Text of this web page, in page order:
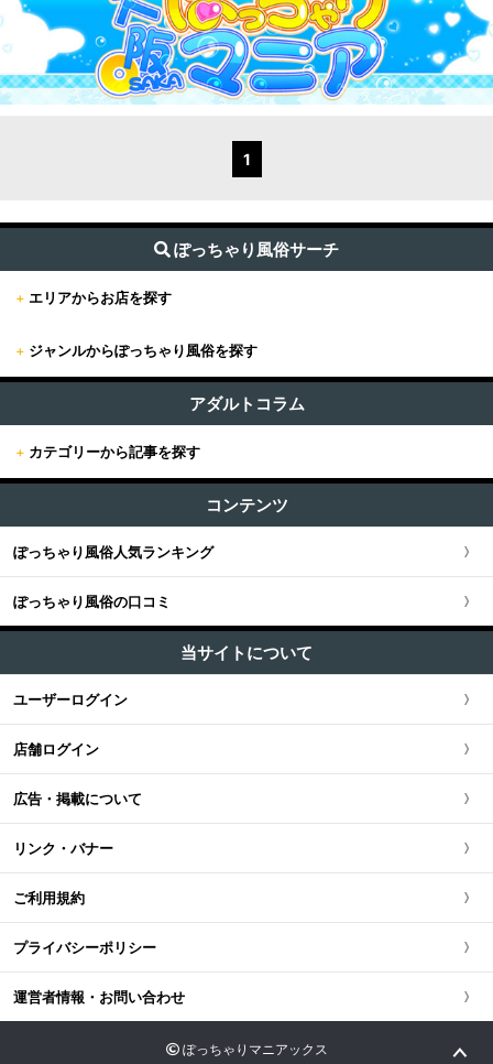
1
ぽっちゃり風俗サーチ
+ エリアからお店を探す
+東京
東京全域
新宿・歌舞伎町・新大久保・高田馬場
池袋・大塚・巣鴨
五反田・品川・渋谷・蒲田
新橋・汐留・銀座・六本木・赤坂
上野・鶯谷・神田・秋葉原・日暮里
錦糸町・葛飾・江戸川
立川・八王子・町田・福生
関東版TOP
埼玉県
神奈川県
茨城県
栃木県
群馬県
+関西
関西全域
大阪府
兵庫県
滋賀県
奈良県
和歌山県
東海・北陸・甲信越版TOP
東海・北陸・甲信越全域
静岡県
新潟県
岐阜県
三重県
山梨県
長野県
石川県
中国・四国版TOP
中国・四国全域
広島県
岡山県
鳥取県
島根県
山口県
香川県
+九州・沖縄
九州・沖縄版TOP
九州・沖縄全域
福岡県
熊本県
佐賀県
長崎県
大分県
+ ジャンルからぽっちゃり風俗を探す
ソープ (0)
ピンサロ (1)
エステ・回春 (1)
アダルトコラム
+ カテゴリーから記事を探す
コンテンツ
ぽっちゃり風俗人気ランキング
ぽっちゃり風俗の口コミ
当サイトについて
ユーザーログイン
店舗ログイン
広告・掲載について
リンク・バナー
ご利用規約
プライバシーポリシー
運営者情報・お問い合わせ
ぽっちゃりマニアックス